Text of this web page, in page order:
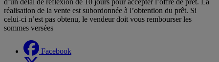
d’un délai de réflexion de 10 jours pour accepter l’offre de prêt. La
réalisation de la vente est subordonnée à l’obtention du prêt. Si
celui-ci n’est pas obtenu, le vendeur doit vous rembourser les
sommes versées
Facebook